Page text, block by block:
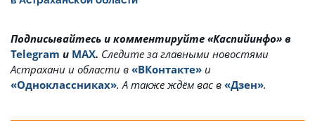
Подписывайтесь и комментируйте «Каспийинфо» в
Telegram и MAX. Cледите за главными новостями
Астрахани и области в «ВКонтакте» и
«Одноклассниках». А также ждём вас в «Дзен».